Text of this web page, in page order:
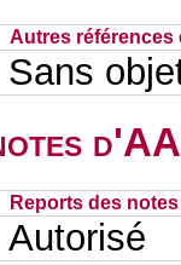
Autres références
Sans
Reports des
Autorisé